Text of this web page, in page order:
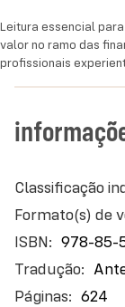
Leitura essencial
valor no ramo das
profissionais
Mais
informações
978-85-
624